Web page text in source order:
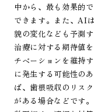
中から、最も効果的
できます。また、AI
貌の変化なども予測
治療に対する期待値
チベーションを維持
に発生する可能性の
ば、歯根吸収のリス
がある場合などです